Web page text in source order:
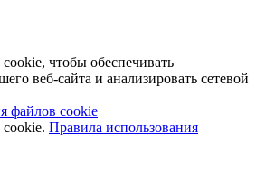
чтобы обеспечивать
веб-сайта и анализировать сетевой
файлов cookie
Правила использования